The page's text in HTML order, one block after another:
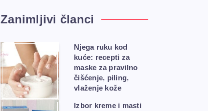
Zanimljivi članci
Njega ruku kod
kuće: recepti za
maske za pravilno
čišćenje, piling,
vlaženje kože
Izbor kreme i masti